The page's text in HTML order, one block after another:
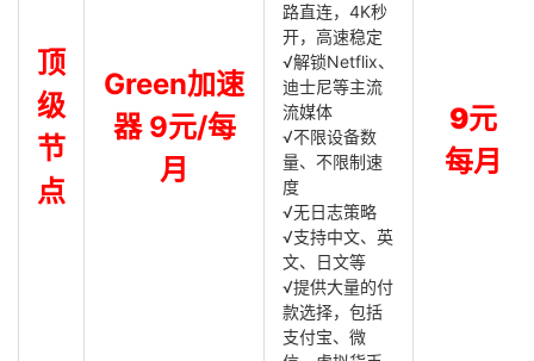
顶
级
节
点
Green加速
器 9元/每
月
路直连，4K秒
开，高速稳定
√解锁Netflix、
迪士尼等主流
流媒体
√不限设备数
量、不限制速
度
√无日志策略
√支持中文、英
文、日文等
√提供大量的付
款选择，包括
支付宝、微
9元
每月